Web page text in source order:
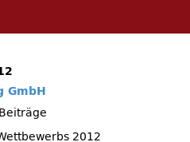
GmbH
2012